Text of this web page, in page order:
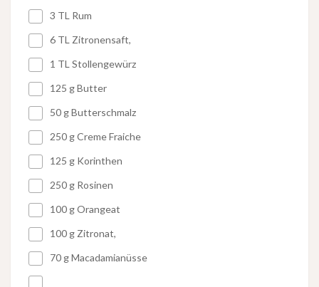
3 TL Rum
6 TL Zitronensaft,
1 TL Stollengewürz
125 g Butter
50 g Butterschmalz
250 g Creme Fraiche
125 g Korinthen
250 g Rosinen
100 g Orangeat
100 g Zitronat,
70 g Macadamianüsse